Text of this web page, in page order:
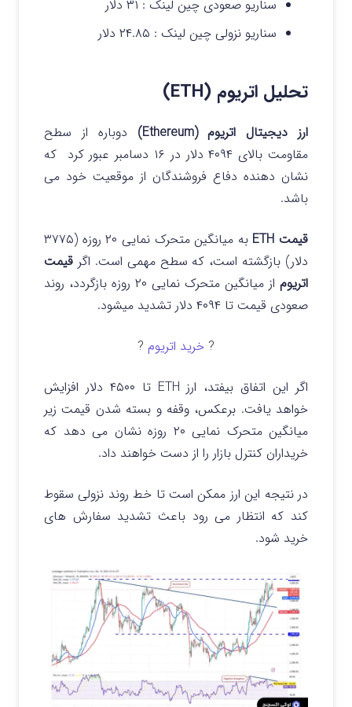
سناریو صعودی چین لینک : ۳۱ دلار
سناریو نزولی چین لینک : ۲۴.۸۵ دلار
تحلیل اتریوم (ETH)
ارز دیجیتال اتریوم (Ethereum)
دوباره از سطح
مقاومت بالای ۴۰۹۴ دلار در ۱۶ دسامبر عبور کرد که
نشان دهنده دفاع فروشندگان از موقعیت خود می
باشد.
قیمت ETH
به میانگین متحرک نمایی ۲۰ روزه (۳۷۷۵
دلار) بازگشته است، که سطح مهمی است. اگر قیمت
اتریوم
از میانگین متحرک نمایی ۲۰ روزه بازگردد، روند
صعودی قیمت تا ۴۰۹۴ دلار تشدید میشود.
? خرید اتریوم ?
اگر این اتفاق بیفتد، ارز ETH تا ۴۵۰۰ دلار افزایش
خواهد یافت. برعکس، وقفه و بسته شدن قیمت زیر
میانگین متحرک نمایی ۲۰ روزه نشان می دهد که
خریداران کنترل بازار را از دست خواهند داد.
در نتیجه این ارز ممکن است تا خط روند نزولی سقوط
کند که انتظار می رود باعث تشدید سفارش های
خرید شود.